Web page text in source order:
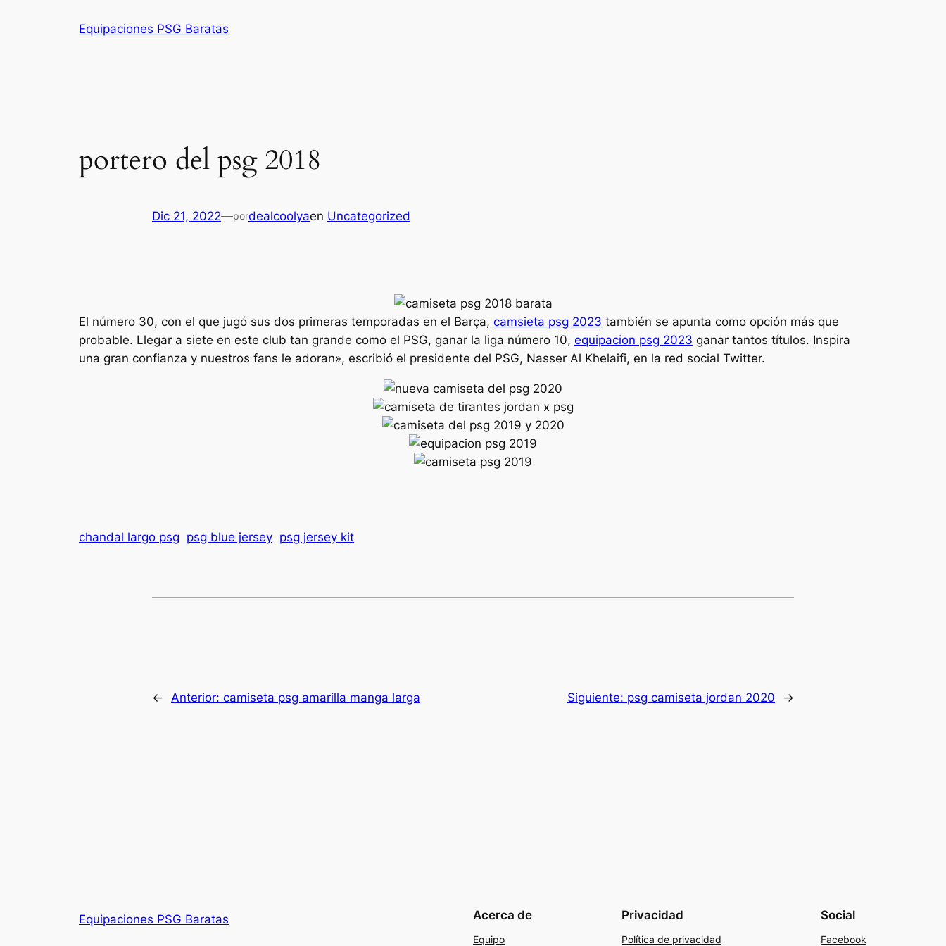
Equipaciones PSG Baratas
portero del psg 2018
Dic 21, 2022—pordealcoolyaen Uncategorized
El número 30, con el que jugó sus dos primeras temporadas en el Barça, camsieta psg 2023 también se apunta como opción más que
probable. Llegar a siete en este club tan grande como el PSG, ganar la liga número 10, equipacion psg 2023 ganar tantos títulos. Inspira
una gran confianza y nuestros fans le adoran», escribió el presidente del PSG, Nasser Al Khelaifi, en la red social Twitter.
chandal largo psg psg blue jersey psg jersey kit
← Anterior: camiseta psg amarilla manga larga Siguiente: psg camiseta jordan 2020 →
Equipaciones PSG Baratas Acerca de
Equipo
Privacidad
Política de privacidad
Social
Facebook